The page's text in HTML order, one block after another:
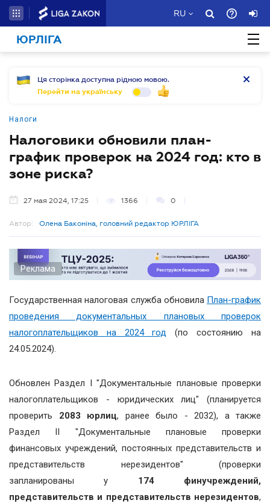
RU
ЮРЛІГА
Ця сторінка доступна рідною мовою.
Перейти на українську
Налоги
Налоговики обновили план-
график проверок на 2024 год: кто в
зоне риска?
27 мая 2024, 17:25 1366 0
Автор: Олена Баконіна, головний редактор ЮРЛІГА
Реклама
Государственная налоговая служба обновила План-график
проведения документальных плановых проверок
налогоплательщиков на 2024 год (по состоянию на
24.05.2024).
Обновлен Раздел І "Документальные плановые проверки
налогоплательщиков - юридических лиц" (планируется
проверить 2083 юрлиц, ранее было - 2032), а также
Раздел ІІ "Документальные плановые проверки
финансовых учреждений, постоянных представительств и
представительств нерезидентов" (проверки
запланированы у 174 финучреждений,
представительств и представительств нерезидентов,